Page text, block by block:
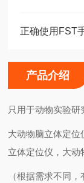
正确使用FST
产品介绍
只用于动物实验研
大动物脑立体定位
立体定位仪，大动
（根据需求不同